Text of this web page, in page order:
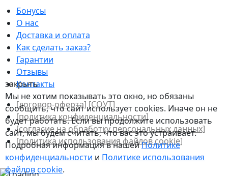
закрыть
Мы не хотим показывать это окно, но обязаны
сообщить, что сайт использует cookies. Иначе он не
будет работать. Если вы продолжите использовать
сайт, мы будем считать, что вас это устраивает.
Подробная информация в нашейПолитике
конфиденциальности и Политике использования
файлов сookie.
Бонусы
О нас
Доставка и оплата
Как сделать заказ?
Гарантии
Отзывы
Контакты
[договор-оферта] [СОУТ]
[политикa конфиденциальности]
[согласие на обработку персональных данных]
[политика использования файлов сookie]